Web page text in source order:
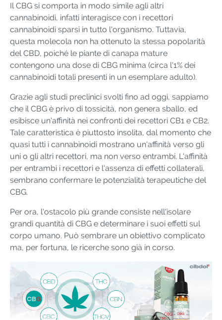
Il CBG si comporta in modo simile agli altri
cannabinoidi, infatti interagisce con i recettori
cannabinoidi sparsi in tutto l'organismo. Tuttavia,
questa molecola non ha ottenuto la stessa popolarità
del CBD, poiché le piante di canapa mature
contengono una dose di CBG minima (circa l'1% dei
cannabinoidi totali presenti in un esemplare adulto).
Grazie agli studi preclinici svolti fino ad oggi, sappiamo
che il CBG è privo di tossicità, non genera sballo, ed
esibisce un'affinità nei confronti dei recettori CB1 e CB2.
Tale caratteristica è piuttosto insolita, dal momento che
quasi tutti i cannabinoidi mostrano un'affinità verso gli
uni o gli altri recettori, ma non verso entrambi. L'affinità
per entrambi i recettori e l'assenza di effetti collaterali,
sembrano confermare le potenzialità terapeutiche del
CBG.
Per ora, l'ostacolo più grande consiste nell'isolare
grandi quantità di CBG e determinare i suoi effetti sul
corpo umano. Può sembrare un obiettivo complicato
ma, per fortuna, le ricerche sono già in corso.